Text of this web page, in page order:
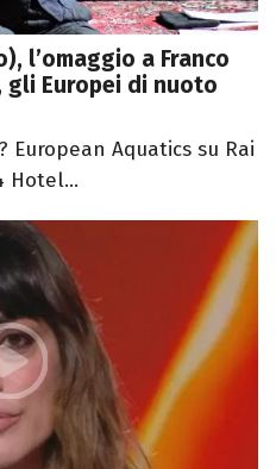
l’omaggio a Franco
Europei di nuoto
European Aquatics su Rai
Hotel...